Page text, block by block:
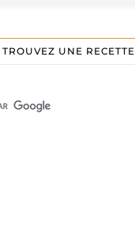
TROUVEZ UNE RECETTE